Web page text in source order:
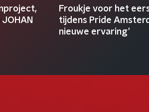
Froukje voor het
tijdens Pride
nieuwe ervaring'